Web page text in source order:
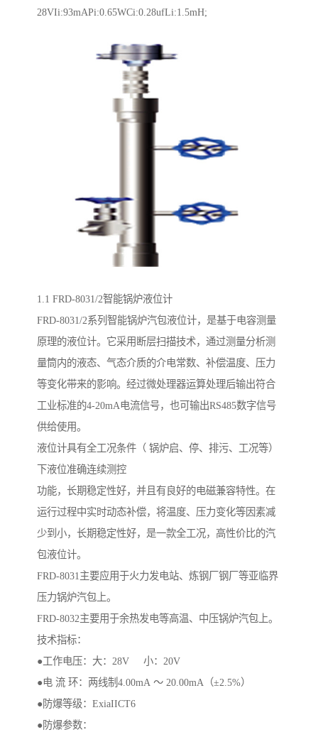
28VIi:93mAPi:0.65WCi:0.28ufLi:1.5mH;
1.1 FRD-8031/2智能锅炉液位计
FRD-8031/2系列智能锅炉汽包液位计，是基于电容测量
原理的液位计。它采用断层扫描技术，通过测量分析测
量筒内的液态、气态介质的介电常数、补偿温度、压力
等变化带来的影响。经过微处理器运算处理后输出符合
工业标准的4-20mA电流信号，也可输出RS485数字信号
供给使用。
液位计具有全工况条件（ 锅炉启、停、排污、工况等）
下液位准确连续测控
功能，长期稳定性好，并且有良好的电磁兼容特性。在
运行过程中实时动态补偿，将温度、压力变化等因素减
少到小，长期稳定性好，是一款全工况，高性价比的汽
包液位计。
FRD-8031主要应用于火力发电站、炼钢厂钢厂等亚临界
压力锅炉汽包上。
FRD-8032主要用于余热发电等高温、中压锅炉汽包上。
技术指标：
●工作电压：大：28V 小：20V
●电 流 环：两线制4.00mA ～ 20.00mA（±2.5%）
●防爆等级：ExiaIICT6
●防爆参数：